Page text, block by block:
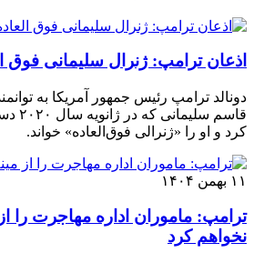
اذعان ترامپ: ژنرال سلیمانی فوق
دونالد ترامپ رئیس جمهور آمریکا به
قاسم
کرد و او را «ژنرالی فوق‌العاده» خواند.
۱۱ بهمن ۱۴۰۴
ترامپ: ماموران اداره مهاجرت را
نخواهم کرد